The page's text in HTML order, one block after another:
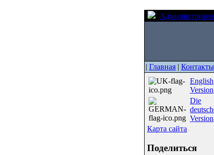
| Главная | Контакты
English
Version
Die
Version
Карта сайта
Поделиться